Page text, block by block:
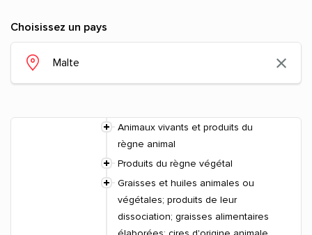
Choisissez un pays
Animaux vivants et produits du
règne animal
Produits du règne végétal
Graisses et huiles animales ou
végétales; produits de leur
dissociation; graisses alimentaires